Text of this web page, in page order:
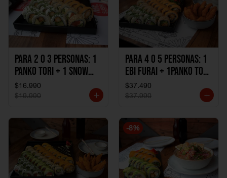
Para 2 o 3 personas: 1
Panko Tori + 1 Snow
Ebi Cheese + 1
California Sake Cheese
$16.990
$19.990
Para 4 o 5 personas: 1
Ebi Furai + 1Panko Tori
+ 1Snow Kani +
1California Sake +
1Katzu de Camaron
$37.490
$37.990
-8%